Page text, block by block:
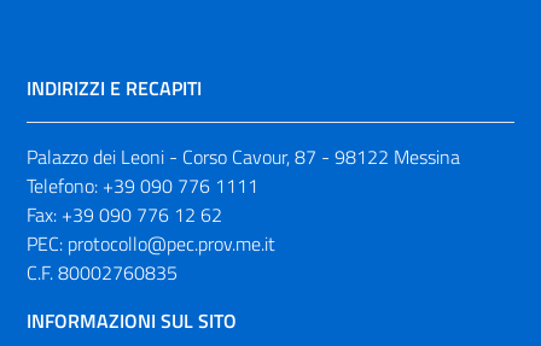
INDIRIZZI E RECAPITI
Palazzo dei Leoni - Corso Cavour, 87 - 98122 Messina
Telefono: +39 090 776 1111
Fax: +39 090 776 12 62
PEC: protocollo@pec.prov.me.it
C.F. 80002760835
INFORMAZIONI SUL SITO